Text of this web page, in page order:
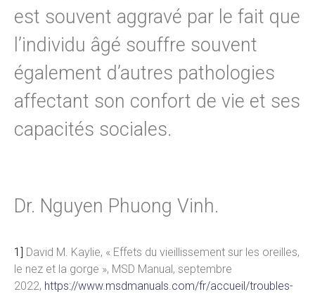
est souvent aggravé par le fait que
l’individu âgé souffre souvent
également d’autres pathologies
affectant son confort de vie et ses
capacités sociales.
Dr. Nguyen Phuong Vinh.
1]
David M. Kaylie, « Effets du vieillissement sur les oreilles,
le nez et la gorge », MSD Manual, septembre
2022, https://www.msdmanuals.com/fr/accueil/troubles-